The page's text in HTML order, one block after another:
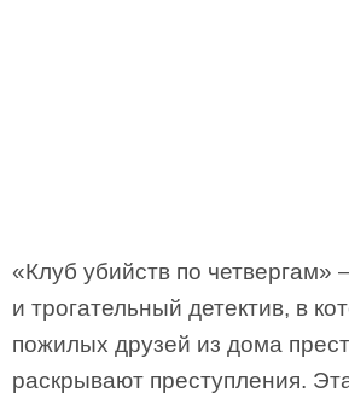
«Клуб убийств по
и трогательный детектив, в
пожилых друзей из дома
раскрывают преступления.